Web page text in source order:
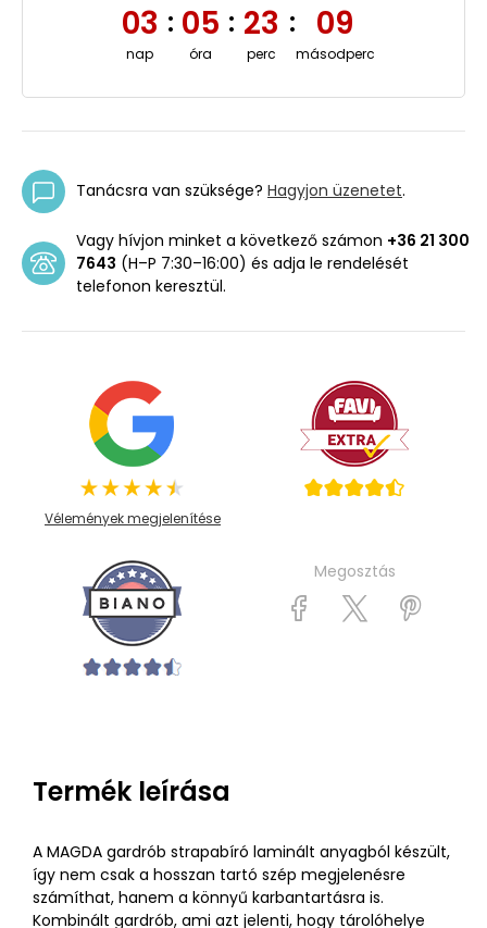
03
nap
: 05
óra
: 23
perc
: 08
másodperc
Tanácsra van szüksége? Hagyjon üzenetet.
Vagy hívjon minket a következő számon +36 21 300
7643 (H–P 7:30–16:00) és adja le rendelését
telefonon keresztül.
Vélemények megjelenítése
Megosztás
Termék leírása
A MAGDA gardrób strapabíró laminált anyagból készült,
így nem csak a hosszan tartó szép megjelenésre
számíthat, hanem a könnyű karbantartásra is.
Kombinált gardrób, ami azt jelenti, hogy tárolóhelye